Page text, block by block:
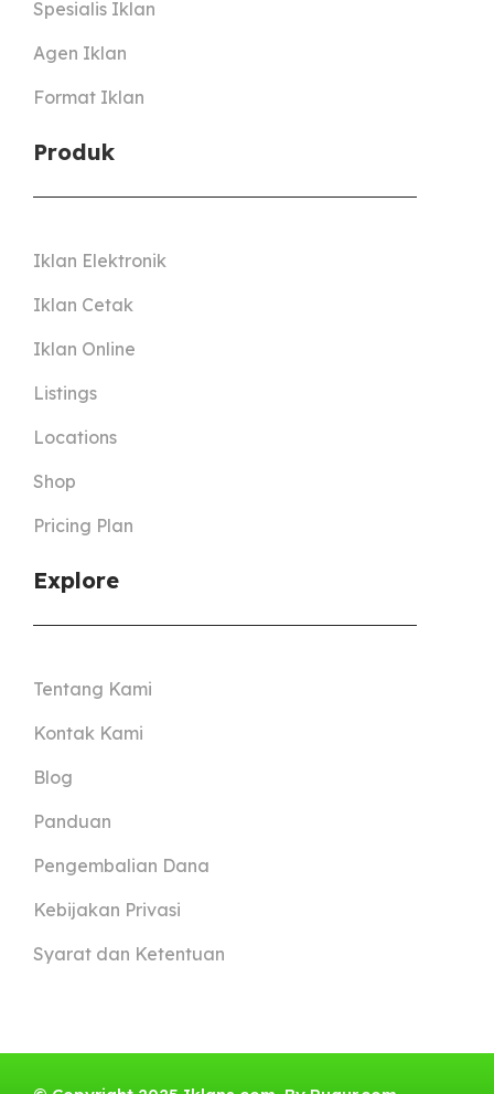
Spesialis Iklan
Agen Iklan
Format Iklan
Produk
Iklan Elektronik
Iklan Cetak
Iklan Online
Listings
Locations
Shop
Pricing Plan
Explore
Tentang Kami
Kontak Kami
Blog
Panduan
Pengembalian Dana
Kebijakan Privasi
Syarat dan Ketentuan